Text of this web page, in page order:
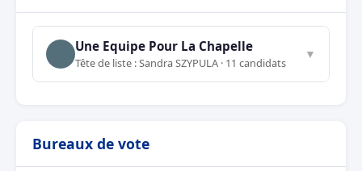
Une Equipe Pour La Chapelle
Tête de liste : Sandra SZYPULA · 11 candidats
▼
Bureaux de vote